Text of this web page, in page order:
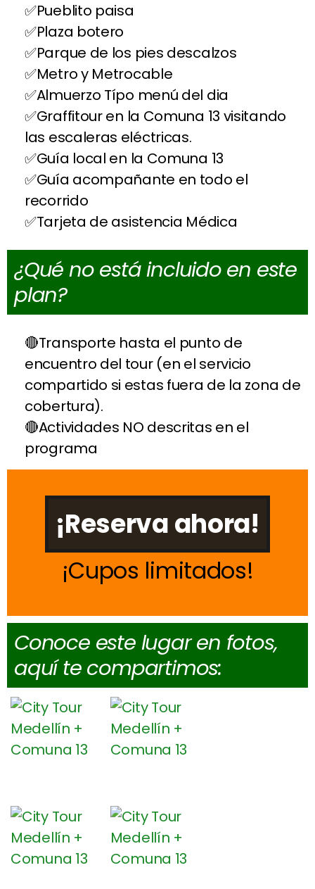
Pueblito paisa
Plaza botero
Parque de los pies descalzos
Metro y Metrocable
Almuerzo Típo menú del dia
Graffitour en la Comuna 13 visitando
las escaleras eléctricas.
Guía local en la Comuna 13
Guía acompañante en todo el
recorrido
Tarjeta de asistencia Médica
¿Qué no está incluido en este
plan?
Transporte hasta el punto de
encuentro del tour (en el servicio
compartido si estas fuera de la zona de
cobertura).
Actividades NO descritas en el
programa
¡Reserva ahora!
Cupos limitados
Conoce este lugar en fotos,
aquí te compartimos: